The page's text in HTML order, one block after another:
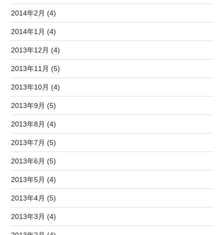
2014年2月 (4)
2014年1月 (4)
2013年12月 (4)
2013年11月 (5)
2013年10月 (4)
2013年9月 (5)
2013年8月 (4)
2013年7月 (5)
2013年6月 (5)
2013年5月 (4)
2013年4月 (5)
2013年3月 (4)